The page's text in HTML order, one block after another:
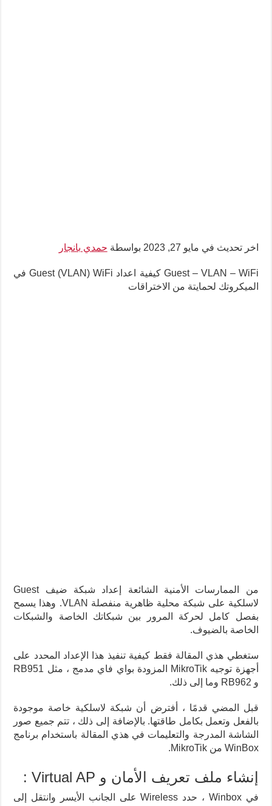
اخر تحديث في مايو 27, 2023 بواسطة حمدي بانجار
Guest – VLAN – WiFi كيفية اعداد Guest (VLAN) WiFi في
الميكروتك لحمايتة من الاختراقات
من الممارسات الأمنية الشائعة إعداد شبكة ضيف Guest
لاسلكية على شبكة محلية ظاهرية منفصلة VLAN. وهذا يسمح
بفصل كامل لحركة المرور بين شبكاتك الخاصة والشبكات
الخاصة بالضيوف.
ستغطي هذي المقالة فقط كيفية تنفيذ هذا الإعداد المحدد على
أجهزة توجيه MikroTik المزودة بواي فاي مدمج ، مثل RB951
و RB962 وما إلى ذلك.
قبل المضي قدمًا ، أفترض أن شبكة لاسلكية خاصة موجودة
بالفعل وتعمل بكامل طاقتها. بالإضافة إلى ذلك ، تتم جميع صور
الشاشة المدرجة والتعليمات في هذي المقالة باستخدام برنامج
WinBox من MikroTik.
إنشاء ملف تعريف الأمان و Virtual AP :
في Winbox ، حدد Wireless على الجانب الأيسر وانتقل إلى